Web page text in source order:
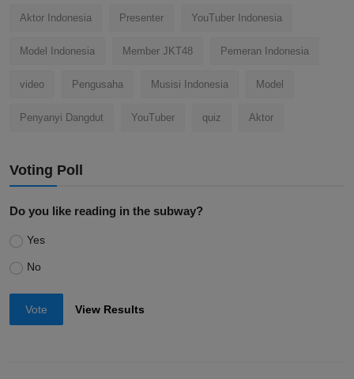
Aktor Indonesia Presenter YouTuber Indonesia
Model Indonesia Member JKT48 Pemeran Indonesia
video Pengusaha Musisi Indonesia Model
Penyanyi Dangdut YouTuber quiz Aktor
Voting Poll
Do you like reading in the subway?
Yes
No
Vote View Results